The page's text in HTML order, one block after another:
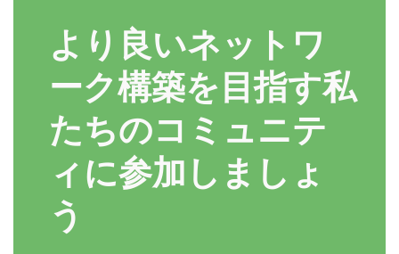
より良いネットワ
ーク構築を目指す私
たちのコミュニテ
ィに参加しましょ
う